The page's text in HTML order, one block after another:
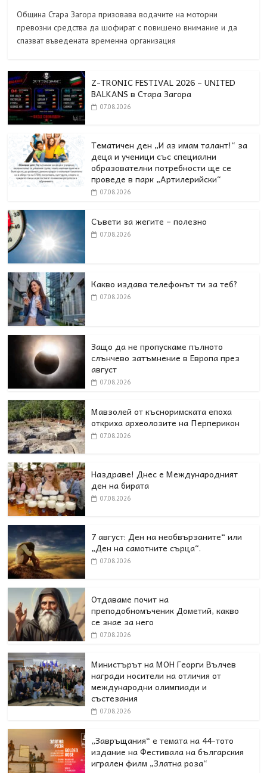
Община Стара Загора призовава водачите на моторни
превозни средства да шофират с повишено внимание и да
спазват въведената временна организация
Z-TRONIC FESTIVAL 2026 – UNITED
BALKANS в Стара Загора
07.08.2026
Тематичен ден „И аз имам талант!“ за
деца и ученици със специални
образователни потребности ще се
проведе в парк „Артилерийски“
07.08.2026
Съвети за жегите – полезно
07.08.2026
Какво издава телефонът ти за теб?
07.08.2026
Защо да не пропускаме пълното
слънчево затъмнение в Европа през
август
07.08.2026
Мавзолей от късноримската епоха
откриха археолозите на Перперикон
07.08.2026
Наздраве! Днес е Международният
ден на бирата
07.08.2026
7 август: Ден на необвързаните“ или
„Ден на самотните сърца“.
07.08.2026
Отдаваме почит на
преподобномъченик Дометий, какво
се знае за него
07.08.2026
Министърът на МОН Георги Вълчев
награди носители на отличия от
международни олимпиади и
състезания
07.08.2026
„Завръщания“ е темата на 44-тото
издание на Фестивала на българския
игрален филм „Златна роза“